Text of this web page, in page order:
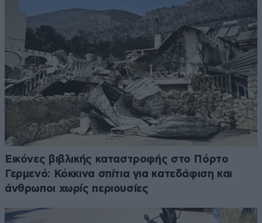
Εικόνες βιβλικής καταστροφής στο Πόρτο
Γερμενό: Κόκκινα σπίτια για κατεδάφιση και
άνθρωποι χωρίς περιουσίες